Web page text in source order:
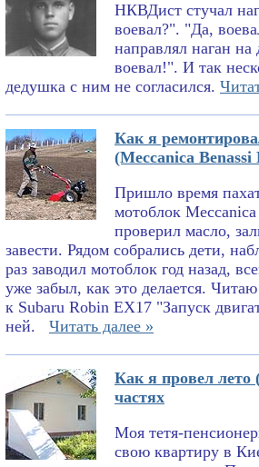
НКВДист стучал
воевал?". "Да,
направлял наган
воевал!". И так
дедушка с ним не согласился.
Как я
(Meccanica Benassi
Пришло время
мотоблок
проверил масло,
завести. Рядом собрались дети,
раз заводил мотоблок год назад,
уже забыл, как это делается.
к Subaru Robin EX17 "Запуск
ней.
Читать далее »
Как я провел лето
частях
Моя тетя-
свою квартиру в